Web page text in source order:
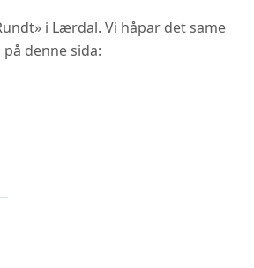
i Lærdal. Vi håpar det same
denne sida:
19.sept